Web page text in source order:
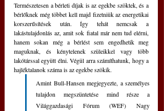
Természetesen a bérleti díjak is az egekbe szöktek, és a
bérlőknek még többet kell majd fizetniük az energetikai
korszerűsítések után. Így tehát nemcsak a
lakástulajdonlás az, amit sok fiatal már nem tud elérni,
hanem sokan még a bérlést sem engedhetik meg
maguknak, és kénytelenek szüleikkel vagy több
lakótárssal együtt élni. Végül arra számíthatunk, hogy a
hajléktalanok száma is az egekbe szökik.
Amint Bull-Hansen megjegyezte, a személyes
tulajdon megszüntetése mind része a
Világgazdasági Fórum (WEF) Nagy